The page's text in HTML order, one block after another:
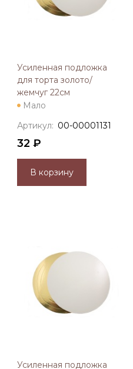
Усиленная подложка
для торта золото/
жемчуг 22см
Мало
Артикул: 00-00001131
32 ₽
В корзину
Усиленная подложка